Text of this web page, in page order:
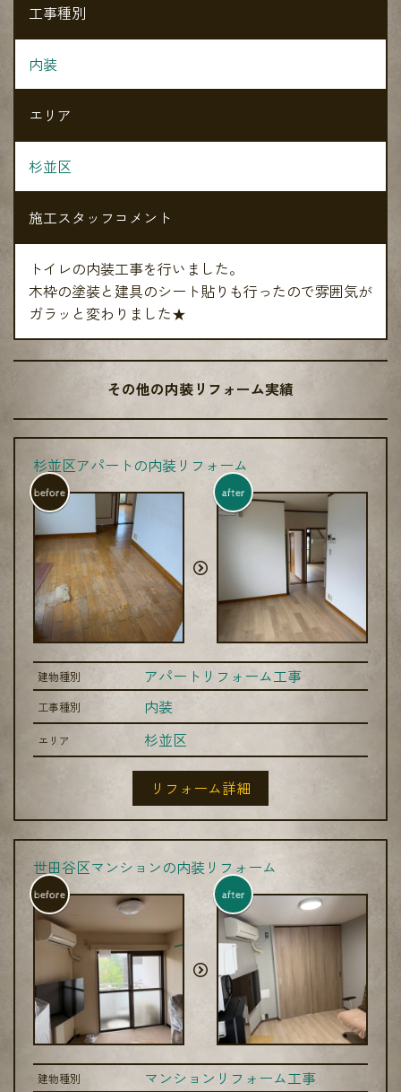
工事種別
内装
エリア
杉並区
施工スタッフコメント
トイレの内装工事を行いました。
木枠の塗装と建具のシート貼りも行ったので雰囲気が
ガラッと変わりました★
その他の内装リフォーム実績
杉並区アパートの内装リフォーム
before after
建物種別 アパートリフォーム工事
工事種別 内装
エリア 杉並区
リフォーム詳細
世田谷区マンションの内装リフォーム
before after
建物種別 マンションリフォーム工事